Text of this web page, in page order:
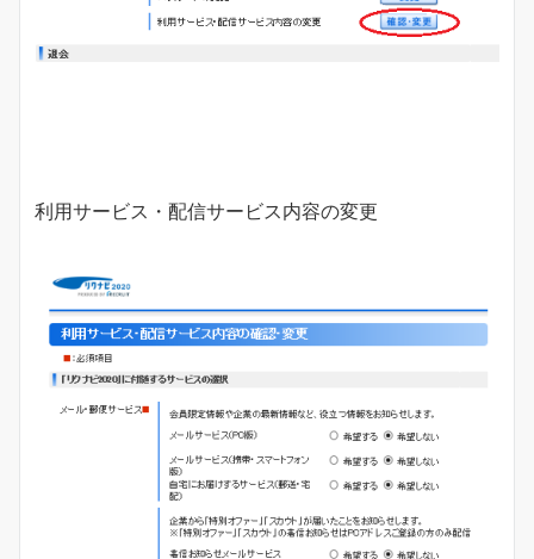
利用サービス・配信サービス内容の変更